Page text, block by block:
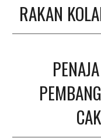
RAKAN